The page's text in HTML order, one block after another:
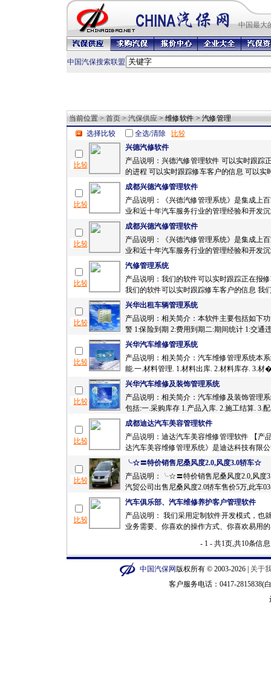
中国最大
中国汽保搜索联盟
当前位置 > 首页 > 汽保供应 > 维修软件 > 汽修管理
选择比较
全选/清除
兴德汽修软件
产品说明：兴德汽修管理软件 可以实时跟踪
的进程 可以实时跟踪修车客户的信息 可以实
成都兴德汽修管理软件
产品说明：《兴德汽修管理系统》是集成上
业和近十年汽车服务行业的管理经验和开发
成都兴德汽修管理软件
产品说明：《兴德汽修管理系统》是集成上
业和近十年汽车服务行业的管理经验和开发
汽修管理系统
产品说明：我们的软件可以实时跟踪正在报
我们的软件可以实时跟踪修车客户的信息 我
兴华出租车辆管理系统
产品说明：相关简介：本软件主要包括如下
警 1:保险到期 2:费用到期二:期间统计 1:交通
兴华汽车维修管理系统
产品说明：相关简介：汽车维修管理系统本
能.一.材料管理. 1.材料出库. 2.材料库存. 3.材
兴华汽车维修及装饰管理系统
产品说明：相关简介：汽车维修及装饰管理
包括:一.采购库存 1.产品入库. 2.施工结算. 3.
成都迪达汽车美容管理软件
产品说明：迪达汽车美容维修管理软件 【产
达汽车美容维修管理系统》是迪达科技有限
╰☆〓特价销售尼桑风度2.0,风度3.0轿车☆
产品说明：╰☆〓特价销售尼桑风度2.0,风度
汽贸公司出售尼桑风度2.0轿车售价5万,此车
汽车俱乐部、汽车维修养护客户管理软件
产品说明： 我们采用定制软件开发模式，也
业务需要、你喜欢的操作方式、你喜欢易用
- 1 - 共1页,共10条信息
中国汽保网版权所有 © 2003-2026 | 关于
客户服务电话：0417-